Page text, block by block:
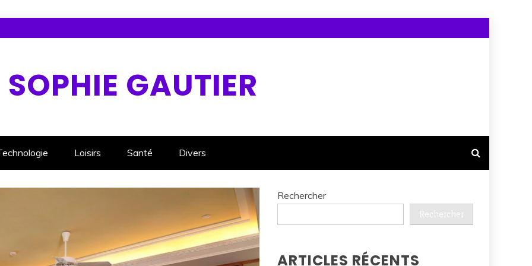
SOPHIE GAUTIER
Loisirs Santé Divers
Rechercher
Rechercher
ARTICLES RÉCENTS